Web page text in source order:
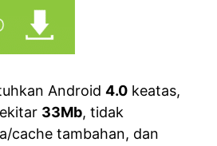
Android 4.0 keatas,
33Mb, tidak
cache tambahan, dan